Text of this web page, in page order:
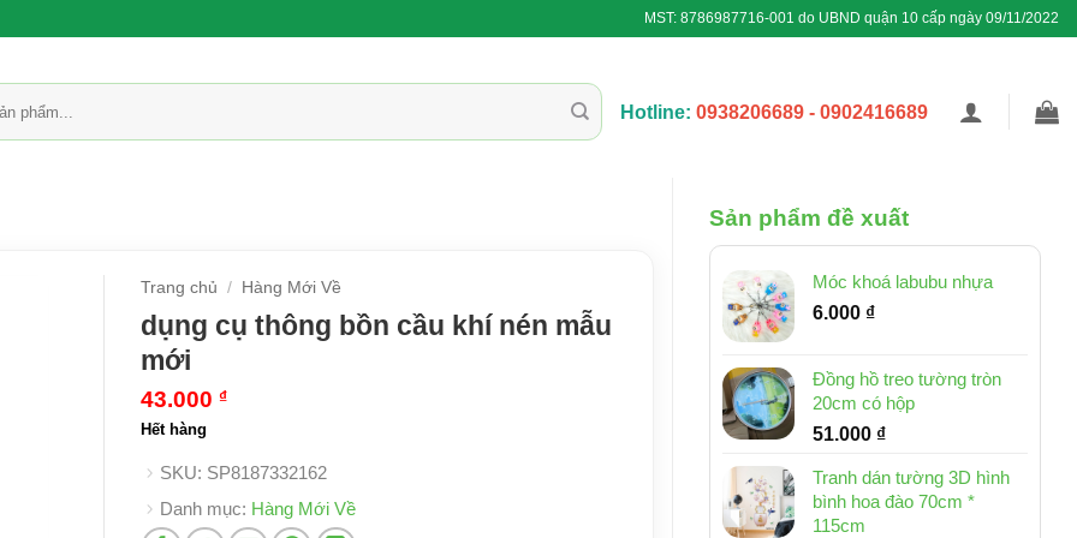
MST: 8786987716-001 do UBND quận 10 cấp ngày 09/11/2022
Hotline: 0938206689 - 0902416689
Sản phẩm đề xuất
Móc khoá labubu nhựa
6.000 ₫
Đồng hồ treo tường tròn
20cm có hộp
51.000 ₫
Tranh dán tường 3D hình
bình hoa đào 70cm *
115cm
Trang chủ / Hàng Mới Về
dụng cụ thông bồn cầu khí nén mẫu
mới
43.000 ₫
Hết hàng
SKU: SP8187332162
Danh mục: Hàng Mới Về